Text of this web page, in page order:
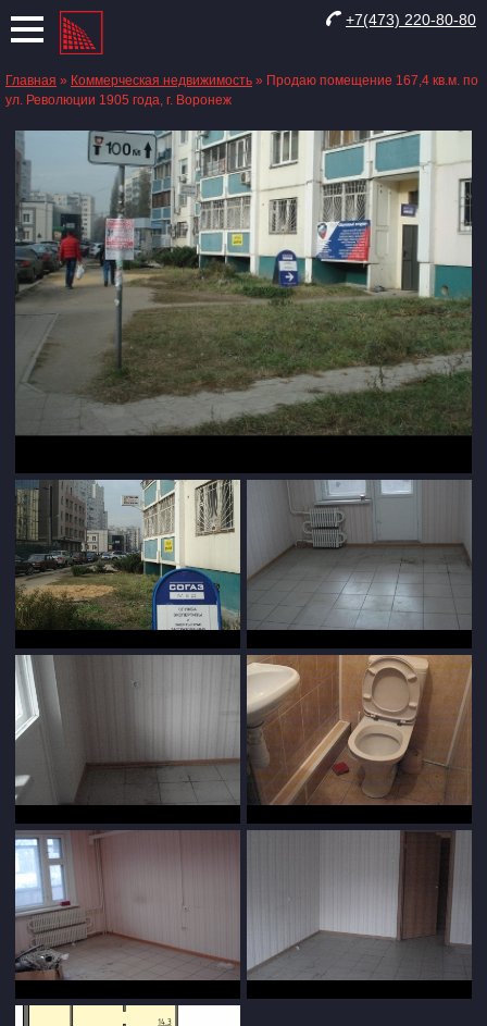
+7(473) 220-80-80
Главная » Коммерческая недвижимость » Продаю помещение 167,4 кв.м. по
ул. Революции 1905 года, г. Воронеж